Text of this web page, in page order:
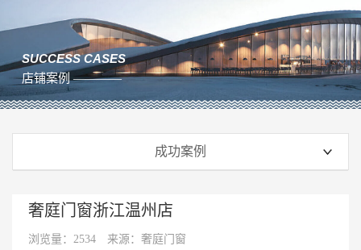
SUCCESS CASES
店铺案例 ————
成功案例
奢庭门窗浙江温州店
浏览量： 2534
来源：奢庭门窗